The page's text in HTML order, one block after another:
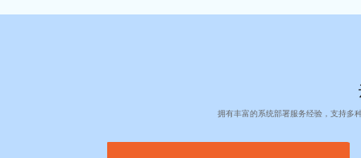
拥有丰富的系统部署服务经验，支持多